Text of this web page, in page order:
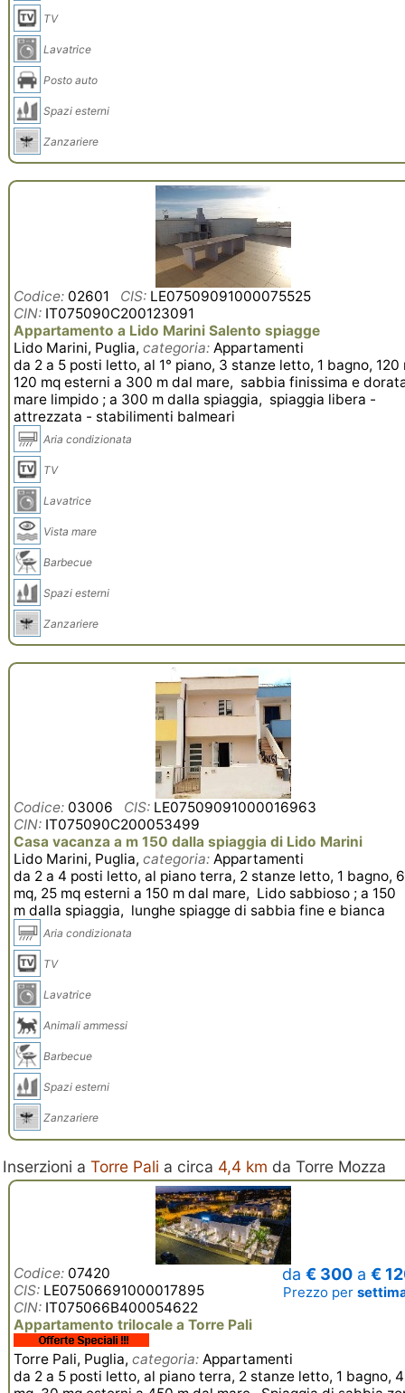
TV
Lavatrice
Posto auto
Spazi esterni
Zanzariere
Codice: 02601 CIS: LE07509091000075525
CIN: IT075090C200123091
Appartamento a Lido Marini Salento spiagge
Lido Marini, Puglia,categoria: Appartamenti
da 2 a 5 posti letto, al 1° piano, 3 stanze letto, 1 bagno, 120
120 mq esterni a 300 m dal mare, sabbia finissima e
mare limpido ; a 300 m dalla spiaggia, spiaggia libera -
attrezzata - stabilimenti balmeari
Aria condizionata
TV
Lavatrice
Vista mare
Barbecue
Spazi esterni
Zanzariere
Codice: 03006 CIS: LE07509091000016963
CIN: IT075090C200053499
Casa vacanza a m 150 dalla spiaggia di Lido Marini
Lido Marini, Puglia,categoria: Appartamenti
da 2 a 4 posti letto, al piano terra, 2 stanze letto, 1 bagno,
mq, 25 mq esterni a 150 m dal mare, Lido sabbioso ; a 150
m dalla spiaggia, lunghe spiagge di sabbia fine e bianca
Aria condizionata
TV
Lavatrice
Animali ammessi
Barbecue
Spazi esterni
Zanzariere
Inserzioni aTorre Pali a circa 4,4 km da Torre Mozza
da€ 300 a€
Prezzo per
Codice: 07420
CIS: LE07506691000017895
CIN: IT075066B400054622
Appartamento trilocale a Torre Pali
Torre Pali, Puglia,categoria: Appartamenti
da 2 a 5 posti letto, al piano terra, 2 stanze letto, 1 bagno,